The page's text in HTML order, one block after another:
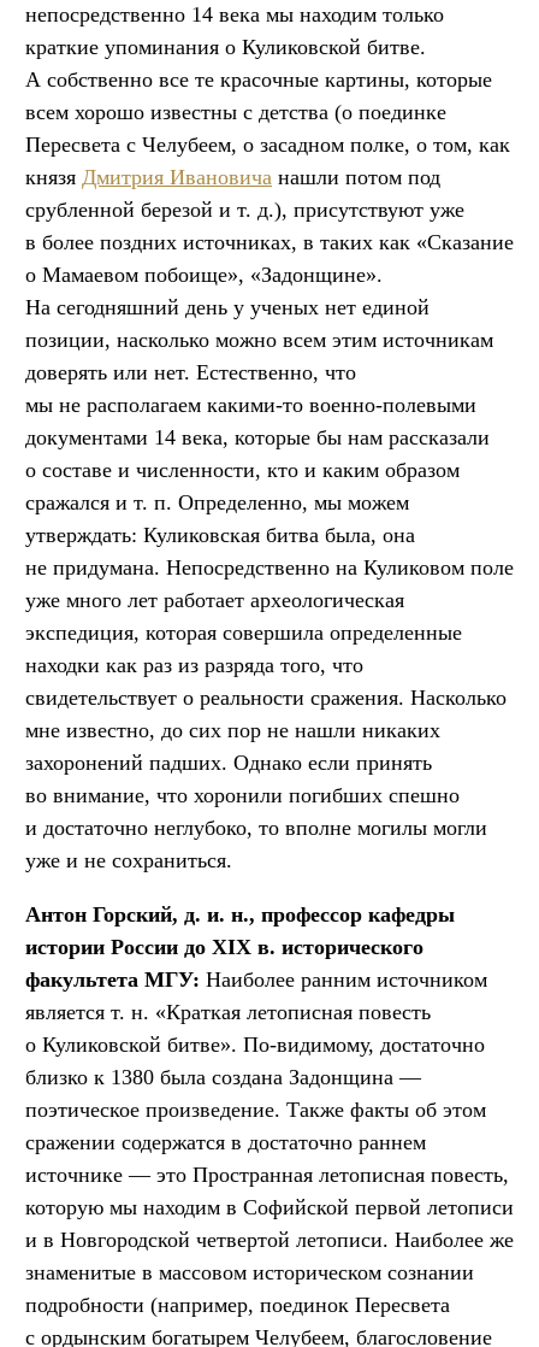
непосредственно 14 века мы находим только
краткие упоминания о Куликовской битве.
А собственно все те красочные картины, которые
всем хорошо известны с детства (о поединке
Пересвета с Челубеем, о засадном полке, о том, как
князя Дмитрия Ивановича нашли потом под
срубленной березой и т. д.), присутствуют уже
в более поздних источниках, в таких как «Сказание
о Мамаевом побоище», «Задонщине».
На сегодняшний день у ученых нет единой
позиции, насколько можно всем этим источникам
доверять или нет. Естественно, что
мы не располагаем какими-то военно-полевыми
документами 14 века, которые бы нам рассказали
о составе и численности, кто и каким образом
сражался и т. п. Определенно, мы можем
утверждать: Куликовская битва была, она
не придумана. Непосредственно на Куликовом поле
уже много лет работает археологическая
экспедиция, которая совершила определенные
находки как раз из разряда того, что
свидетельствует о реальности сражения. Насколько
мне известно, до сих пор не нашли никаких
захоронений падших. Однако если принять
во внимание, что хоронили погибших спешно
и достаточно неглубоко, то вполне могилы могли
уже и не сохраниться.
Антон Горский, д. и. н., профессор кафедры
истории России до XIX в. исторического
факультета МГУ: Наиболее ранним источником
является т. н. «Краткая летописная повесть
о Куликовской битве». По-видимому, достаточно
близко к 1380 была создана Задонщина —
поэтическое произведение. Также факты об этом
сражении содержатся в достаточно раннем
источнике — это Пространная летописная повесть,
которую мы находим в Софийской первой летописи
и в Новгородской четвертой летописи. Наиболее же
знаменитые в массовом историческом сознании
подробности (например, поединок Пересвета
с ордынским богатырем Челубеем, благословение